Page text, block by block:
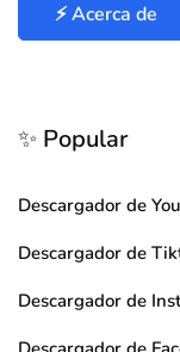
⚡ Acerca de
✨ Popular
Descargador de
Descargador de
Descargador de